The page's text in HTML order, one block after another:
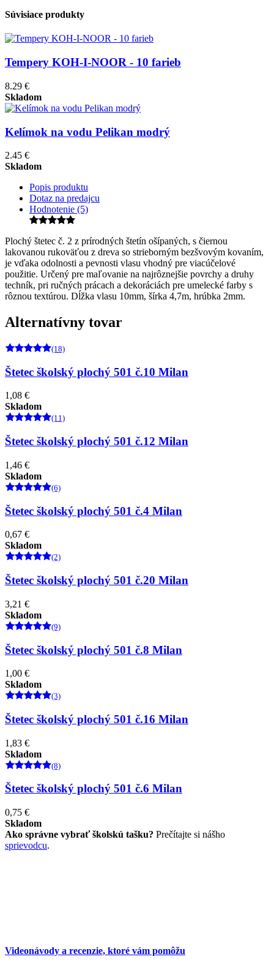
Súvisiace produkty
Tempery KOH-I-NOOR - 10 farieb
8.29 €
Skladom
Kelímok na vodu Pelikan modrý
2.45 €
Skladom
Popis produktu
Dotaz na predajcu
Hodnotenie (5)
Plochý štetec č. 2 z prírodných štetín ošípaných, s čiernou
lakovanou rukoväťou z dreva so strieborným bezšvovým kovaním,
je vďaka odolnosti a pevnosti vlasu vhodný pre viacúčelové
použitie. Určený pre maľovanie na najrôznejšie povrchy a druhy
techník, pri ručných prácach a dekoráciách pre umelecké farby s
rôznou textúrou. Dĺžka vlasu 10mm, šírka 4,7m, hrúbka 2mm.
Alternatívny tovar
(18)
Štetec školský plochý 501 č.10 Milan
1,08 €
Skladom
(11)
Štetec školský plochý 501 č.12 Milan
1,46 €
Skladom
(6)
Štetec školský plochý 501 č.4 Milan
0,67 €
Skladom
(2)
Štetec školský plochý 501 č.20 Milan
3,21 €
Skladom
(9)
Štetec školský plochý 501 č.8 Milan
1,00 €
Skladom
(3)
Štetec školský plochý 501 č.16 Milan
1,83 €
Skladom
(8)
Štetec školský plochý 501 č.6 Milan
0,75 €
Skladom
Ako správne vybrať školskú tašku? Prečítajte si nášho
sprievodcu.
Videonávody a recenzie, ktoré vám pomôžu